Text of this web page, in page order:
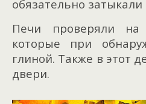
обязательно
Печи проверяли
которые при
глиной. Также в этот
двери.